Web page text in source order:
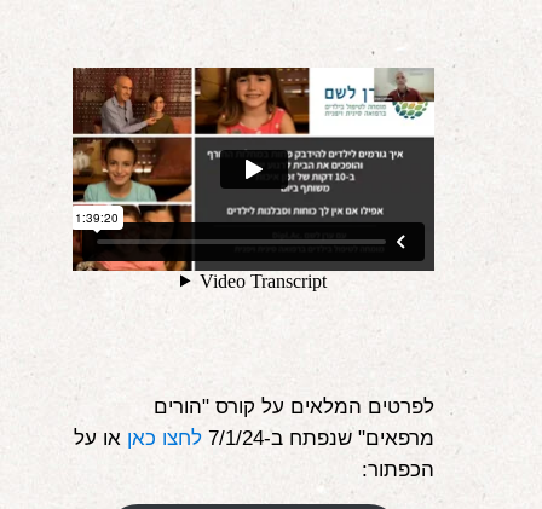
לימודי "שונישין"
במתנה!
יצירת קשר
לפרטים המלאים על קורס "הורים
מרפאים" שנפתח ב-7/1/24
לחצו כאן או על
הכפתור: